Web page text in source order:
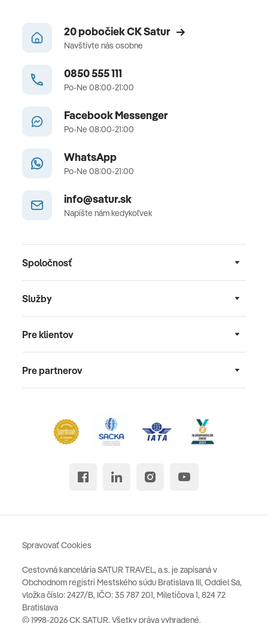
20 pobočiek CK Satur
Navštívte nás osobne
0850 555 111
Po-Ne 08:00-21:00
Facebook Messenger
Po-Ne 08:00-21:00
WhatsApp
Po-Ne 08:00-21:00
info@satur.sk
Napíšte nám kedykoľvek
Spoločnosť
Služby
Pre klientov
Pre partnerov
Cestovná kancelária SATUR TRAVEL, a.s. je zapísaná v
Obchodnom registri Mestského súdu Bratislava III, Oddiel Sa,
vložka číslo: 2427/B, IČO: 35 787 201, Miletičova 1, 824 72
Bratislava
© 1998-2026 CK SATUR, Všetky práva vyhradené.
Spravovať Cookies